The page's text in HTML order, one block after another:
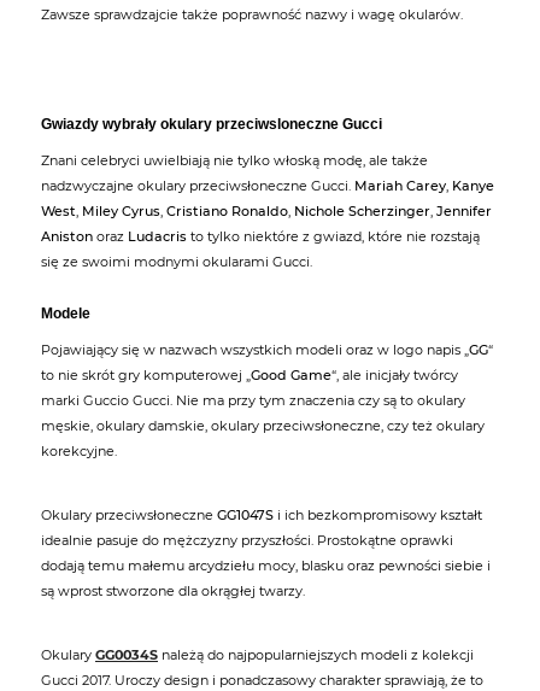
Zawsze sprawdzajcie także poprawność nazwy i wagę okularów.
Gwiazdy wybrały okulary przeciwsloneczne Gucci
Znani celebryci uwielbiają nie tylko włoską modę, ale także
nadzwyczajne okulary przeciwsłoneczne Gucci. Mariah Carey, Kanye
West, Miley Cyrus, Cristiano Ronaldo, Nichole Scherzinger, Jennifer
Aniston oraz Ludacris to tylko niektóre z gwiazd, które nie rozstają
się ze swoimi modnymi okularami Gucci.
Modele
Pojawiający się w nazwach wszystkich modeli oraz w logo napis „GG“
to nie skrót gry komputerowej „Good Game“, ale inicjały twórcy
marki Guccio Gucci. Nie ma przy tym znaczenia czy są to okulary
męskie, okulary damskie, okulary przeciwsłoneczne, czy też okulary
korekcyjne.
Okulary przeciwsłoneczne GG1047S i ich bezkompromisowy kształt
idealnie pasuje do mężczyzny przyszłości. Prostokątne oprawki
dodają temu małemu arcydziełu mocy, blasku oraz pewności siebie i
są wprost stworzone dla okrągłej twarzy.
Okulary GG0034S należą do najpopularniejszych modeli z kolekcji
Gucci 2017. Uroczy design i ponadczasowy charakter sprawiają, że to